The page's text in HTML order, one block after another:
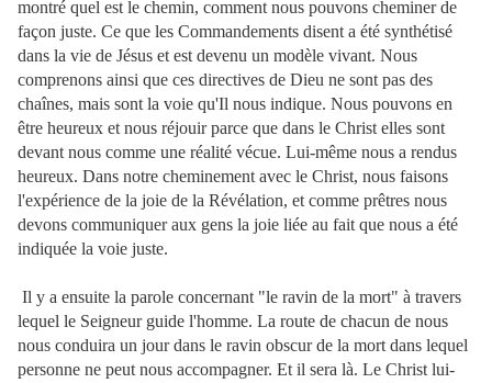
montré quel est le chemin, comment nous pouvons cheminer de
façon juste. Ce que les Commandements disent a été synthétisé
dans la vie de Jésus et est devenu un modèle vivant. Nous
comprenons ainsi que ces directives de Dieu ne sont pas des
chaînes, mais sont la voie qu'Il nous indique. Nous pouvons en
être heureux et nous réjouir parce que dans le Christ elles sont
devant nous comme une réalité vécue. Lui-même nous a rendus
heureux. Dans notre cheminement avec le Christ, nous faisons
l'expérience de la joie de la Révélation, et comme prêtres nous
devons communiquer aux gens la joie liée au fait que nous a été
indiquée la voie juste.
Il y a ensuite la parole concernant "le ravin de la mort" à travers
lequel le Seigneur guide l'homme. La route de chacun de nous
nous conduira un jour dans le ravin obscur de la mort dans lequel
personne ne peut nous accompagner. Et il sera là. Le Christ lui-